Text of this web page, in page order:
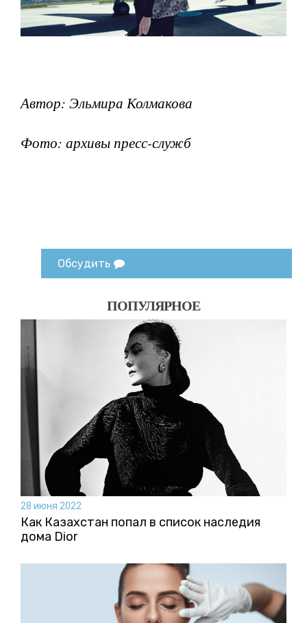
Автор: Эльмира Колмакова
Фото: архивы пресс-служб
Обсудить
ПОПУЛЯРНОЕ
28 июня 2022
Как Казахстан попал в список наследия
дома Dior